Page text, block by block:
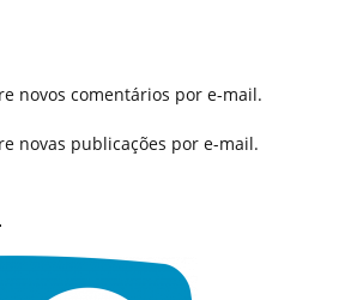
novos comentários por e-mail.
novas publicações por e-mail.